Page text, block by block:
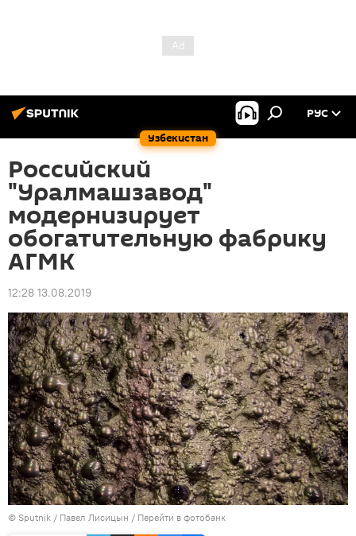
Узбекистан
РУС
Российский
"Уралмашзавод"
модернизирует
обогатительную фабрику
АГМК
12:28 13.08.2019
© Sputnik / Павел Лисицын / Перейти в фотобанк